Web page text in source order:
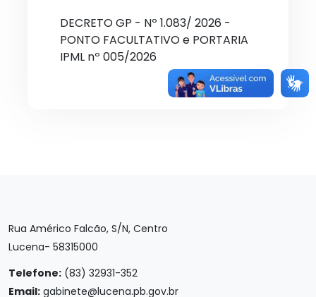
DECRETO GP - Nº 1.083/ 2026 -
PONTO FACULTATIVO e PORTARIA
IPML nº 005/2026
Rua Américo Falcão, S/N, Centro
Lucena- 58315000
Telefone: (83) 32931-352
Email: gabinete@lucena.pb.gov.br